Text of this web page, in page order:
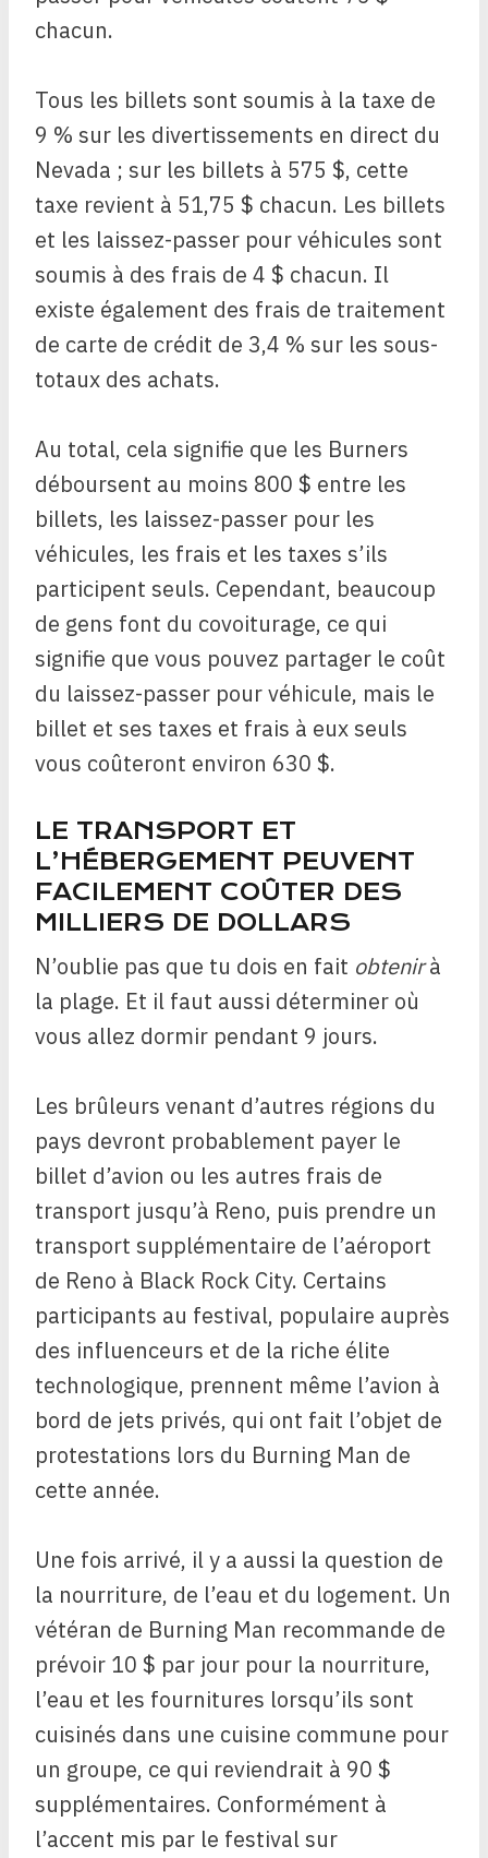
chacun.
Tous les billets sont soumis à la taxe de
9 % sur les divertissements en direct du
Nevada ; sur les billets à 575 $, cette
taxe revient à 51,75 $ chacun. Les billets
et les laissez-passer pour véhicules sont
soumis à des frais de 4 $ chacun. Il
existe également des frais de traitement
de carte de crédit de 3,4 % sur les sous-
totaux des achats.
Au total, cela signifie que les Burners
déboursent au moins 800 $ entre les
billets, les laissez-passer pour les
véhicules, les frais et les taxes s’ils
participent seuls. Cependant, beaucoup
de gens font du covoiturage, ce qui
signifie que vous pouvez partager le coût
du laissez-passer pour véhicule, mais le
billet et ses taxes et frais à eux seuls
vous coûteront environ 630 $.
LE TRANSPORT ET
L’HÉBERGEMENT PEUVENT
FACILEMENT COÛTER DES
MILLIERS DE DOLLARS
N’oublie pas que tu dois en fait obtenirà
la plage. Et il faut aussi déterminer où
vous allez dormir pendant 9 jours.
Les brûleurs venant d’autres régions du
pays devront probablement payer le
billet d’avion ou les autres frais de
transport jusqu’à Reno, puis prendre un
transport supplémentaire de l’aéroport
de Reno à Black Rock City. Certains
participants au festival, populaire auprès
des influenceurs et de la riche élite
technologique, prennent même l’avion à
bord de jets privés, qui ont fait l’objet de
protestations lors du Burning Man de
cette année.
Une fois arrivé, il y a aussi la question de
la nourriture, de l’eau et du logement. Un
vétéran de Burning Man recommande de
prévoir 10 $ par jour pour la nourriture,
l’eau et les fournitures lorsqu’ils sont
cuisinés dans une cuisine commune pour
un groupe, ce qui reviendrait à 90 $
supplémentaires. Conformément à
l’accent mis par le festival sur